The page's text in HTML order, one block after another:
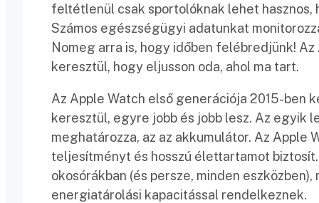
feltétlenül csak sportolóknak lehet hasznos,
Számos egészségügyi adatunkat
Nomeg arra is, hogy időben felébredjünk!
keresztül, hogy eljusson oda, ahol ma tart.
Az Apple Watch első generációja 2015-ben
keresztül, egyre jobb és jobb lesz. Az egyik
meghatározza, az az akkumulátor. Az Apple
teljesítményt és hosszú élettartamot
okosórákban (és persze, minden
energiatárolási kapacitással rendelkeznek.